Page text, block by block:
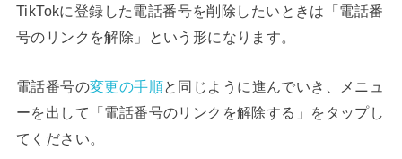
TikTokに登録した電話番号を削除したいときは「電話番
号のリンクを解除」という形になります。
電話番号の変更の手順と同じように進んでいき、メニュ
ーを出して「電話番号のリンクを解除する」をタップし
てください。